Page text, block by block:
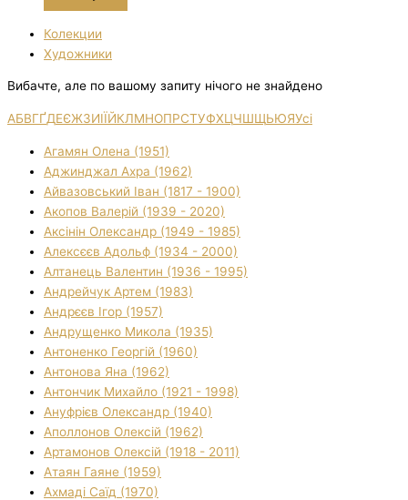
Колекции
Художники
Вибачте, але по вашому запиту нічого не знайдено
АБВГҐДЕЄЖЗИІЇЙКЛМНОПРСТУФХЦЧШЩЬЮЯУсі
Агамян Олена (1951)
Аджинджал Ахра (1962)
Айвазовський Іван (1817 - 1900)
Акопов Валерій (1939 - 2020)
Аксінін Олександр (1949 - 1985)
Алексєєв Адольф (1934 - 2000)
Алтанець Валентин (1936 - 1995)
Андрейчук Артем (1983)
Андрєєв Ігор (1957)
Андрущенко Микола (1935)
Антоненко Георгій (1960)
Антонова Яна (1962)
Антончик Михайло (1921 - 1998)
Ануфрієв Олександр (1940)
Аполлонов Олексій (1962)
Артамонов Олексій (1918 - 2011)
Атаян Гаяне (1959)
Ахмаді Саїд (1970)